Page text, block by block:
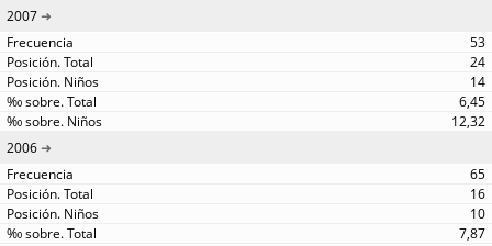
2007
53
24
14
6,45
12,32
2006
65
16
10
7,87